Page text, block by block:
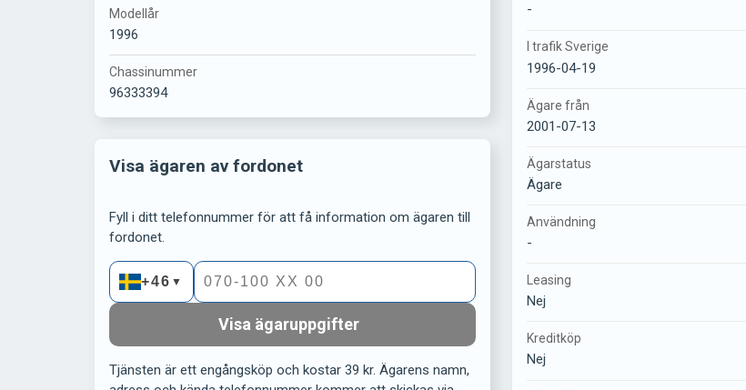
Modellår
1996
Chassinummer
96333394
Visa ägaren av fordonet
Fyll i ditt telefonnummer för att få information om ägaren till
fordonet.
+46 ▼
Visa ägaruppgifter
Tjänsten är ett engångsköp och kostar 39 kr. Ägarens namn,
-
I trafik Sverige
1996-04-19
Ägare från
2001-07-13
Ägarstatus
Ägare
Användning
-
Leasing
Nej
Kreditköp
Nej